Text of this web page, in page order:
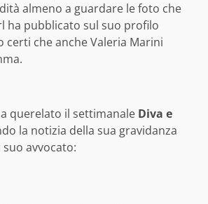
almeno a guardare le foto che
ha pubblicato sul suo profilo
certi che anche Valeria Marini
querelato il settimanale Diva e
la notizia della sua gravidanza
avvocato: